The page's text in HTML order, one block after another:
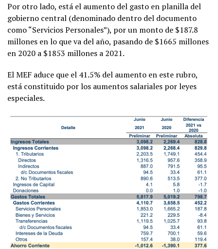
Por otro lado, está el aumento del gasto en planilla del
gobierno central (denominado dentro del documento
como “Servicios Personales”), por un monto de $187.8
millones en lo que va del año, pasando de $1665 millones
en 2020 a $1853 millones a 2021.
El MEF aduce que el 41.5% del aumento en este rubro,
está constituido por los aumentos salariales por leyes
especiales.